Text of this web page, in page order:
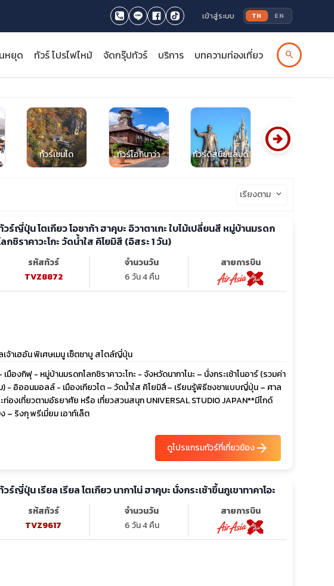
เข้าสู่ระบบ TH EN
หยุด ทัวร์ โปรไฟไหม้ จัดกรุ๊ปทัวร์ บริการ บทความท่องเที่ยว search
ทัวร์เซนได ทัวร์โอกินาว่า ทัวร์ดิสนีย์แลนด์ ทัวร์ยูนิเวอร์แซล
arrow_circle_right
เรียงตาม keyboard_arrow_down
วร์ญี่ปุ่น โตเกียว โอซาก้า ฮาคุบะ อิวาตาเกะ ใบไม้เปลี่ยนสี หมู่บ้านมรดก
ลกชิราคาวะโกะ วัดน้ำใส คิโยมิสึ (อิสระ 1 วัน)
รหัสทัวร์
TVZ8872
จำนวนวัน
6 วัน 4 คืน
สายการบิน
จ้าเฮอัน พิเศษเมนู เซ็ตชาบู สไตล์ญี่ปุ่น
มืองกิฟุ - หมู่บ้านมรดกโลกชิราคาวะโกะ - จังหวัดนากาโนะ – นั่งกระเช้าโนอาร์ (รวมค่า
) - อิออนมอลล์ - เมืองเกียวโต – วัดน้ำใส คิโยมิสึ– เรียนรู้พิธีชงชาแบบญี่ปุ่น – ศาล
งเที่ยวตามอัธยาศัย หรือ เที่ยวสวนสนุก UNIVERSAL STUDIO JAPAN**มีไกด์
– ริงกุ พรีเมี่ยม เอาท์เล็ต
ดูโปรแกรมทัวร์ที่เกี่ยวข้องarrow_forward
วร์ญี่ปุ่น เรียล เรียล โตเกียว นากาโน่ ฮาคุบะ นั่งกระเช้าขึ้นภูเขาทาคาโอะ
รหัสทัวร์
TVZ9617
จำนวนวัน
6 วัน 4 คืน
สายการบิน